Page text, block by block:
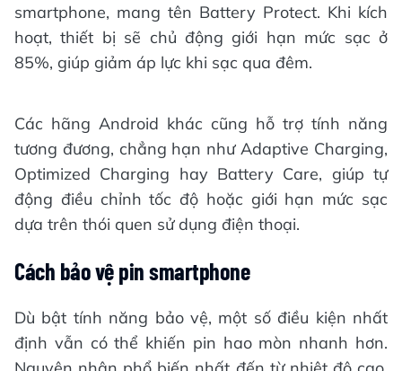
smartphone, mang tên Battery Protect. Khi kích
hoạt, thiết bị sẽ chủ động giới hạn mức sạc ở
85%, giúp giảm áp lực khi sạc qua đêm.
Các hãng Android khác cũng hỗ trợ tính năng
tương đương, chẳng hạn như Adaptive Charging,
Optimized Charging hay Battery Care, giúp tự
động điều chỉnh tốc độ hoặc giới hạn mức sạc
dựa trên thói quen sử dụng điện thoại.
Cách bảo vệ pin smartphone
Dù bật tính năng bảo vệ, một số điều kiện nhất
định vẫn có thể khiến pin hao mòn nhanh hơn.